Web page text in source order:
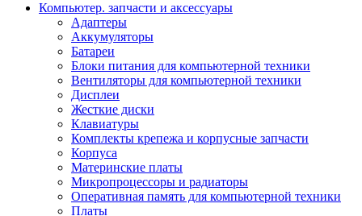
Компьютер. запчасти и аксессуары
Адаптеры
Аккумуляторы
Батареи
Блоки питания для компьютерной техники
Вентиляторы для компьютерной техники
Дисплеи
Жесткие диски
Клавиатуры
Комплекты крепежа и корпусные запчасти
Корпуса
Материнские платы
Микропроцессоры и радиаторы
Оперативная память для компьютерной техники
Платы